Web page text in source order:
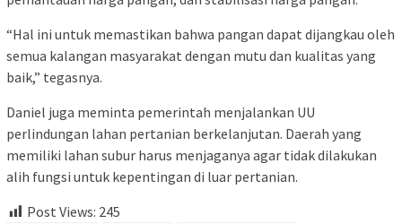
“Hal ini untuk memastikan bahwa pangan dapat dijangkau oleh
semua kalangan masyarakat dengan mutu dan kualitas yang
baik,” tegasnya.
Daniel juga meminta pemerintah menjalankan UU
perlindungan lahan pertanian berkelanjutan. Daerah yang
memiliki lahan subur harus menjaganya agar tidak dilakukan
alih fungsi untuk kepentingan di luar pertanian.
Post Views: 245